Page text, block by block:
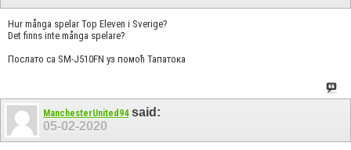
Hur många spelar Top Eleven i Sverige?
Det finns inte många spelare?
Послато са SM-J510FN уз помоћ Тапатока
ManchesterUnited94said:
05-02-2020